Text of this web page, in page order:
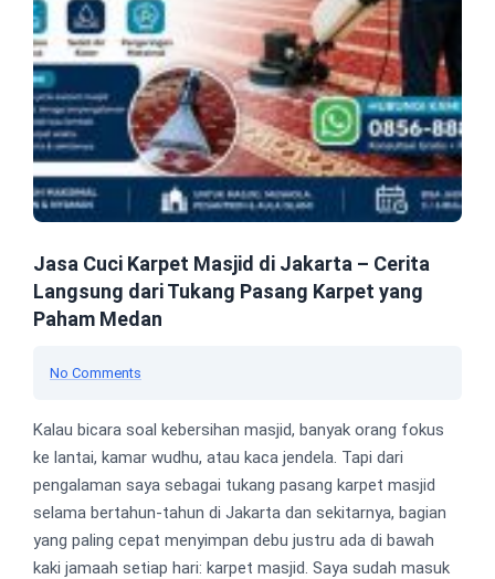
Jasa Cuci Karpet Masjid di Jakarta – Cerita
Langsung dari Tukang Pasang Karpet yang
Paham Medan
No Comments
Kalau bicara soal kebersihan masjid, banyak orang fokus
ke lantai, kamar wudhu, atau kaca jendela. Tapi dari
pengalaman saya sebagai tukang pasang karpet masjid
selama bertahun-tahun di Jakarta dan sekitarnya, bagian
yang paling cepat menyimpan debu justru ada di bawah
kaki jamaah setiap hari: karpet masjid. Saya sudah masuk